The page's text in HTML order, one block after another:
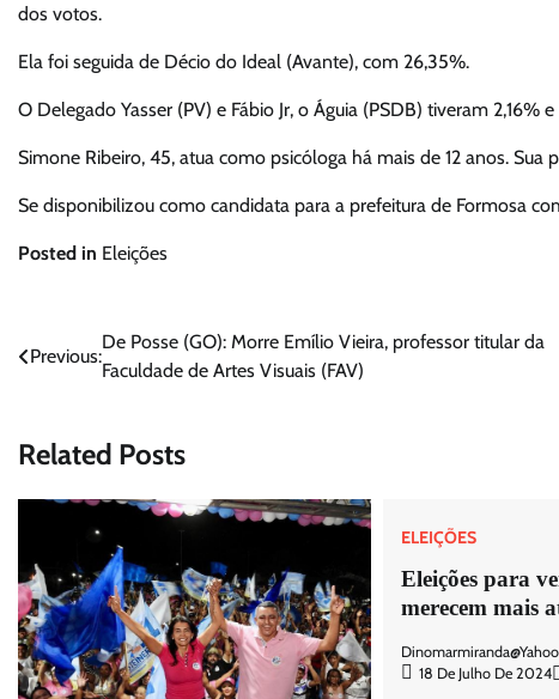
dos votos.
Ela foi seguida de Décio do Ideal (Avante), com 26,35%.
O Delegado Yasser (PV) e Fábio Jr, o Águia (PSDB) tiveram 2,16%
Simone Ribeiro, 45, atua como psicóloga há mais de 12 anos.
Se disponibilizou como candidata para a prefeitura de Formosa
Posted in Eleições
Navegação
Previous:
De Posse (GO): Morre Emílio Vieira, professor titular da
Faculdade de Artes Visuais (FAV)
Related Posts
ELEIÇÕES
Eleições para
merecem mais
18 De Julho De 2024